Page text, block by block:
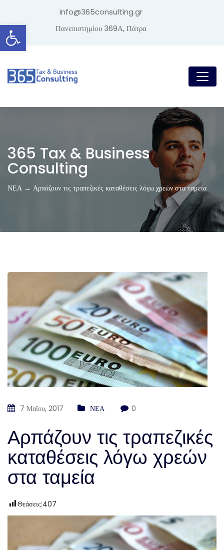
Ανοίξτε τη γραμμή εργαλείων
info@365consulting.gr
Πανεπιστημίου 369Α, Πάτρα
365 Tax & Business
Consulting
ΝΕΑ → Αρπάζουν τις τραπεζικές καταθέσεις λόγω χρεών στα ταμεία
7 Μαΐου, 2017 ΝΕΑ 0
Αρπάζουν τις τραπεζικές
καταθέσεις λόγω χρεών
στα ταμεία
Θεάσεις:407